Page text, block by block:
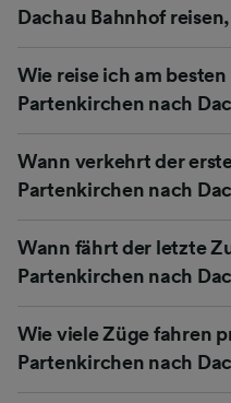
Dachau Bahnhof
Wie reise ich am
Partenkirchen nach
Wann verkehrt der
Partenkirchen nach
Wann fährt der letzte
Partenkirchen nach
Wie viele Züge fahren
Partenkirchen nach